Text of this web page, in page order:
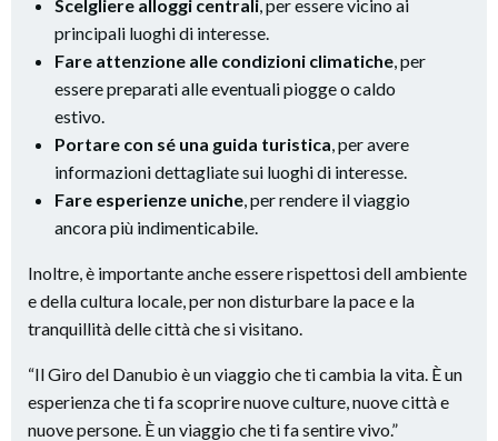
Scelgliere alloggi centrali, per essere vicino ai
principali luoghi di interesse.
Fare attenzione alle condizioni climatiche, per
essere preparati alle eventuali piogge o caldo
estivo.
Portare con sé una guida turistica, per avere
informazioni dettagliate sui luoghi di interesse.
Fare esperienze uniche, per rendere il viaggio
ancora più indimenticabile.
Inoltre, è importante anche essere rispettosi dell ambiente
e della cultura locale, per non disturbare la pace e la
tranquillità delle città che si visitano.
“Il Giro del Danubio è un viaggio che ti cambia la vita. È un
esperienza che ti fa scoprire nuove culture, nuove città e
nuove persone. È un viaggio che ti fa sentire vivo.”